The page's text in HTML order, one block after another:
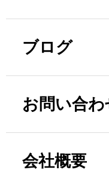
ブログ
お問い合わ
会社概要